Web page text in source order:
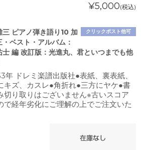
¥5,000(税込)
クリックポスト他可
三 ピアノ弾き語り10 加
・ベスト・アルバム：
士 編 改訂版：光進丸、君といつまでも他
年 ドレミ楽譜出版社●表紙、裏表紙、
キズ、カスレ●角折れ●三方にヤケ●書
切り取りはございません※古いスコア
で経年劣化にご理解の上でご注文いた